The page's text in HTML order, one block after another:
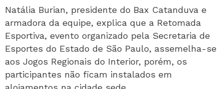
Natália Burian, presidente do Bax Catanduva e
armadora da equipe, explica que a Retomada
Esportiva, evento organizado pela Secretaria de
Esportes do Estado de São Paulo, assemelha-se
aos Jogos Regionais do Interior, porém, os
participantes não ficam instalados em